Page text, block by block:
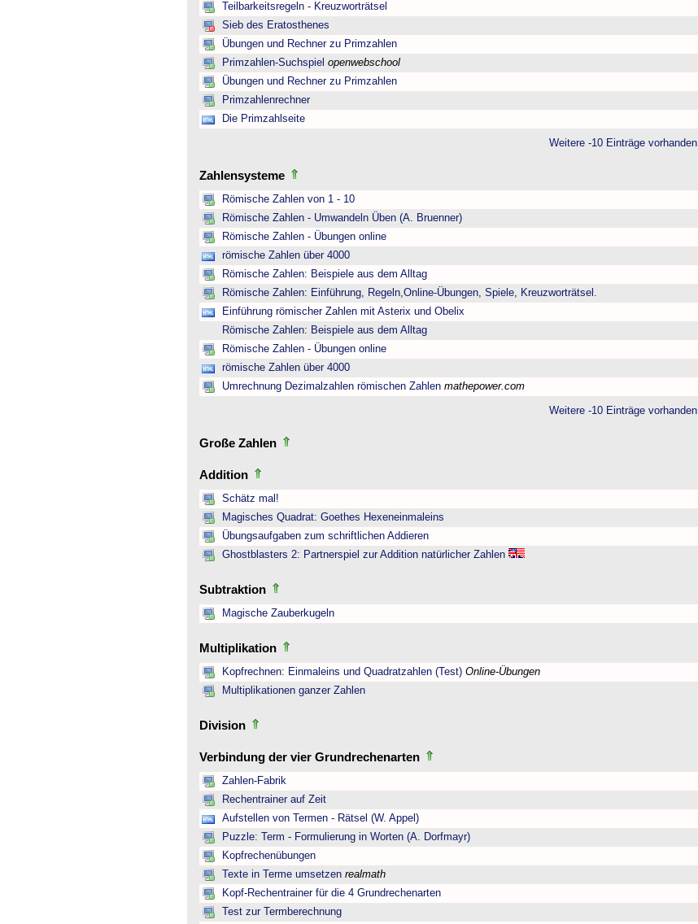
Teilbarkeitsregeln - Kreuzworträtsel
Sieb des Eratosthenes
Übungen und Rechner zu Primzahlen
Primzahlen-Suchspiel openwebschool
Übungen und Rechner zu Primzahlen
Primzahlenrechner
Die Primzahlseite
Weitere -10 Einträge vorhanden
Zahlensysteme
Römische Zahlen von 1 - 10
Römische Zahlen - Umwandeln Üben (A. Bruenner)
Römische Zahlen - Übungen online
römische Zahlen über 4000
Römische Zahlen: Beispiele aus dem Alltag
Römische Zahlen: Einführung, Regeln,Online-Übungen, Spiele, Kreuzworträtsel.
Einführung römischer Zahlen mit Asterix und Obelix
Römische Zahlen: Beispiele aus dem Alltag
Römische Zahlen - Übungen online
römische Zahlen über 4000
Umrechnung Dezimalzahlen römischen Zahlen mathepower.com
Weitere -10 Einträge vorhanden
Große Zahlen
Addition
Schätz mal!
Magisches Quadrat: Goethes Hexeneinmaleins
Übungsaufgaben zum schriftlichen Addieren
Ghostblasters 2: Partnerspiel zur Addition natürlicher Zahlen
Subtraktion
Magische Zauberkugeln
Multiplikation
Kopfrechnen: Einmaleins und Quadratzahlen (Test) Online-Übungen
Multiplikationen ganzer Zahlen
Division
Verbindung der vier Grundrechenarten
Zahlen-Fabrik
Rechentrainer auf Zeit
Aufstellen von Termen - Rätsel (W. Appel)
Puzzle: Term - Formulierung in Worten (A. Dorfmayr)
Kopfrechenübungen
Texte in Terme umsetzen realmath
Kopf-Rechentrainer für die 4 Grundrechenarten
Test zur Termberechnung